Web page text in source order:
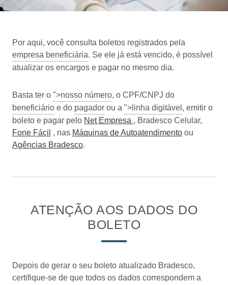
Por aqui, você consulta boletos registrados pela
empresa beneficiária. Se ele já está vencido, é possível
atualizar os encargos e pagar no mesmo dia.
Basta ter o ">nosso número, o CPF/CNPJ do
beneficiário e do pagador ou a ">linha digitável , emitir o
boleto e pagar pelo Net Empresa , Bradesco Celular,
Fone Fácil , nas Máquinas de Autoatendimento ou
Agências Bradesco.
ATENÇÃO AOS DADOS DO
BOLETO
Depois de gerar o seu boleto atualizado Bradesco,
certifique-se de que todos os dados correspondem a